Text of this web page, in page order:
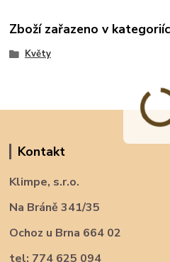
Zboží zařazeno v
Květy
Kontakt
Klimpe, s.r.o.
Na Bráně 341/35
Ochoz u Brna 664 02
tel: 774 625 094